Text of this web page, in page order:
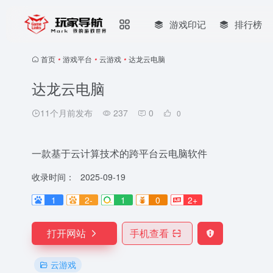
游戏印记 排行榜
首页 • 游戏平台 • 云游戏 • 达龙云电脑
达龙云电脑
11个月前发布 237 0 0
一款基于云计算技术的跨平台云电脑软件
收录时间：
2025-09-19
1
2- 1 0 2+
打开网站 手机查看
云游戏